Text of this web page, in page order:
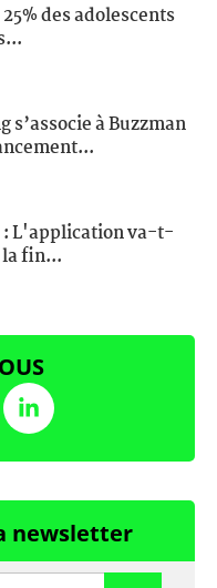
des adolescents
s’associe à Buzzman
: L'application va-t-
fin...
newsletter